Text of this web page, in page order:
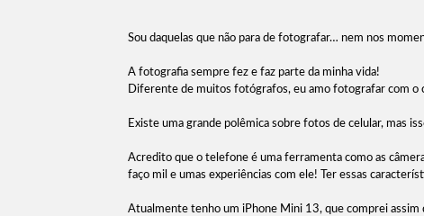
Sou daquelas que não para de fotografar… nem nos
A fotografia sempre fez e faz parte da minha vida!
Diferente de muitos fotógrafos, eu amo fotografar com o
Existe uma grande polêmica sobre fotos de celular, mas
Acredito que o telefone é uma ferramenta como as
faço mil e umas experiências com ele! Ter essas
Atualmente tenho um iPhone Mini 13, que comprei